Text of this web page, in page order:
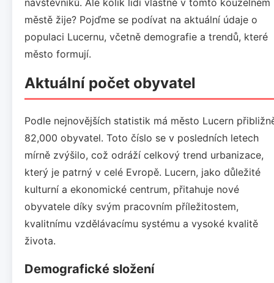
městě žije? Pojďme se podívat na aktuální údaje o
populaci Lucernu, včetně demografie a trendů, které
město formují.
Aktuální počet obyvatel
Podle nejnovějších statistik má město Lucern
82,000 obyvatel. Toto číslo se v posledních letech
mírně zvýšilo, což odráží celkový trend urbanizace,
který je patrný v celé Evropě. Lucern, jako důležité
kulturní a ekonomické centrum, přitahuje nové
obyvatele díky svým pracovním příležitostem,
kvalitnímu vzdělávacímu systému a vysoké kvalitě
života.
Demografické složení